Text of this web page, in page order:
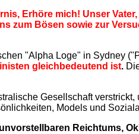
Erhöre mich! Unser
zum Bösen sowie zur
"Alpha Loge" in Sydney (
gleichbedeutend ist.
Gesellschaft
Models und
Reichtums,